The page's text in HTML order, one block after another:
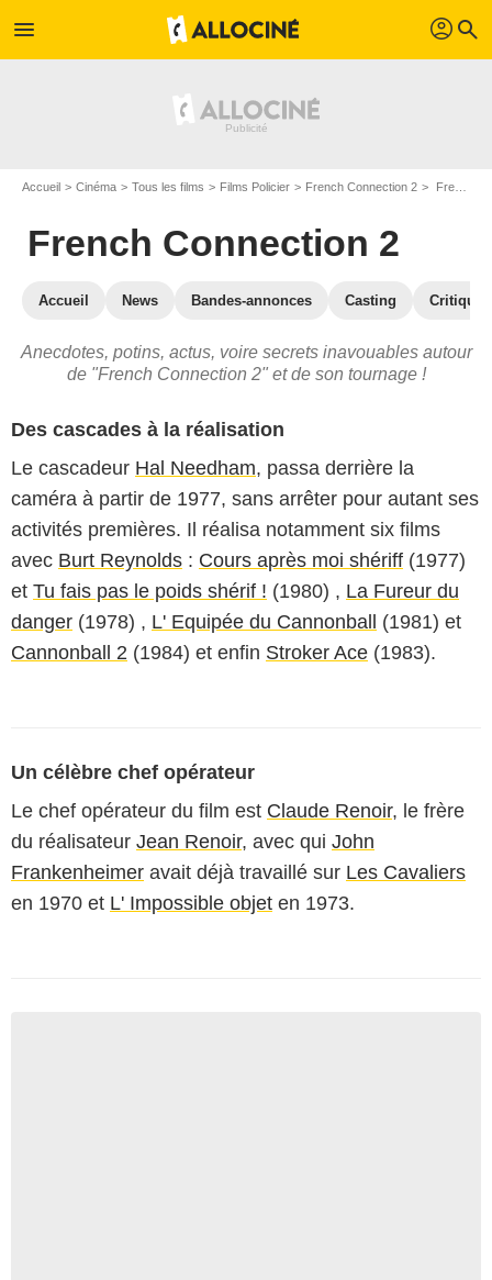
menu profil search
Accueil Cinéma Tous les films Films Policier French Connection 2 French Connection 2 : les secrets du tournage
French Connection 2
Accueil News Bandes-annonces Casting
Anecdotes, potins, actus, voire secrets inavouables autour
de "French Connection 2" et de son tournage !
Des cascades à la réalisation
Le cascadeur Hal Needham, passa derrière la
caméra à partir de 1977, sans arrêter pour autant ses
activités premières. Il réalisa notamment six films
avec Burt Reynolds : Cours après moi shériff (1977)
et Tu fais pas le poids shérif ! (1980) , La Fureur du
danger (1978) , L' Equipée du Cannonball
(1981) et
Cannonball 2 (1984) et enfin Stroker Ace (1983).
Un célèbre chef opérateur
Le chef opérateur du film est Claude Renoir, le frère
du réalisateur Jean Renoir, avec qui John
Frankenheimer avait déjà travaillé sur Les Cavaliers
en 1970 et L' Impossible objet en 1973.